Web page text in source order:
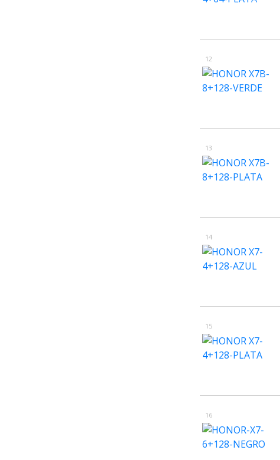
12
13
14
15
16